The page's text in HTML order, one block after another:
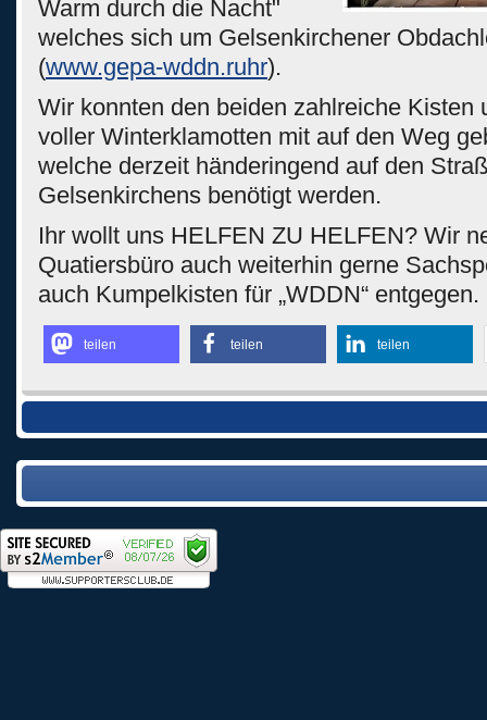
Warm durch die Nacht"
welches sich um Gelsenkirchener
(www.gepa-wddn.ruhr).
Wir konnten den beiden zahlreiche Kisten
voller Winterklamotten mit auf den Weg
welche derzeit händeringend auf den
Gelsenkirchens benötigt werden.
Ihr wollt uns HELFEN ZU HELFEN? Wir
Quatiersbüro auch weiterhin gerne
auch Kumpelkisten für „WDDN“ entgegen.
teilen teilen teilen